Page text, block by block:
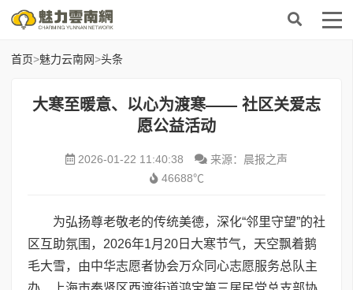
首页>魅力云南网>头条
​大寒至暖意、以心为渡寒—— 社区关爱志
愿公益活动
2026-01-22 11:40:38
来源：晨报之声
46688℃
为弘扬尊老敬老的传统美德，深化“邻里守望”的社
区互助氛围，2026年1月20日大寒节气，天空飘着鹅
毛大雪，由中华志愿者协会万众同心志愿服务总队主